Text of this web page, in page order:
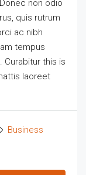
non odio
quis rutrum
ac nibh
tempus
Curabitur this is
laoreet
Business